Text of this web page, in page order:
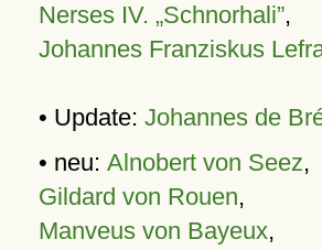
Nerses IV. „Schnorhali”,
Johannes Franziskus
• Update: Johannes de
• neu: Alnobert von Seez,
Gildard von Rouen,
Manveus von Bayeux,